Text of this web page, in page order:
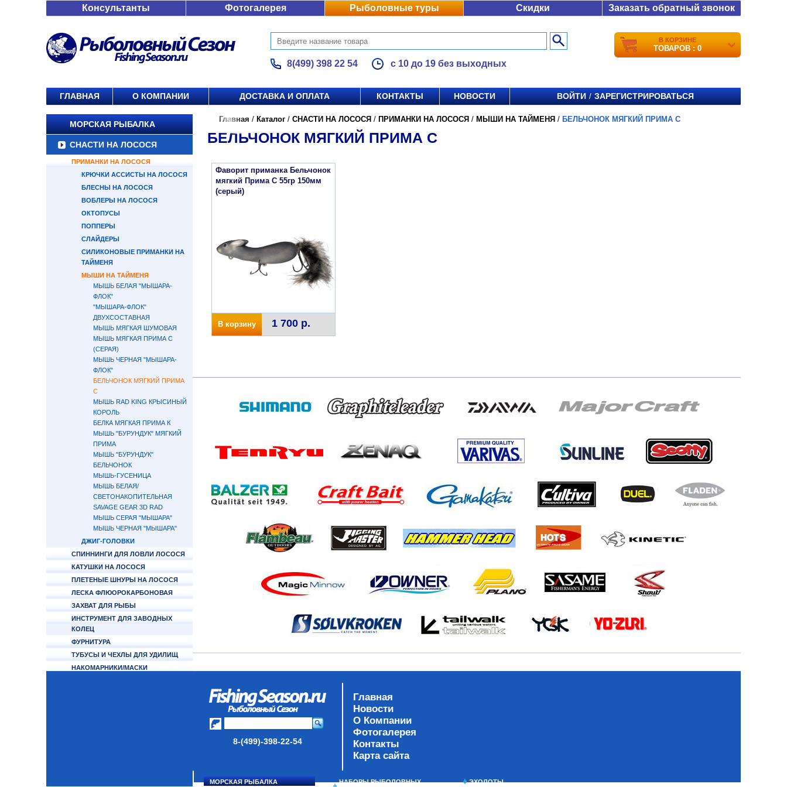
Консультанты Фотогалерея Рыболовные туры Скидки Заказать обратный звонок
8(499) 398 22 54 с 10 до 19 без выходных
В КОРЗИНЕ
ТОВАРОВ : 0
ГЛАВНАЯ О КОМПАНИИ ДОСТАВКА И ОПЛАТА КОНТАКТЫ НОВОСТИ ВОЙТИ / ЗАРЕГИСТРИРОВАТЬСЯ
МОРСКАЯ РЫБАЛКА
СНАСТИ НА ЛОСОСЯ
ПРИМАНКИ НА ЛОСОСЯ
КРЮЧКИ АССИСТЫ НА ЛОСОСЯ
БЛЕСНЫ НА ЛОСОСЯ
ВОБЛЕРЫ НА ЛОСОСЯ
ОКТОПУСЫ
ПОППЕРЫ
СЛАЙДЕРЫ
СИЛИКОНОВЫЕ ПРИМАНКИ НА
ТАЙМЕНЯ
МЫШИ НА ТАЙМЕНЯ
МЫШЬ БЕЛАЯ "МЫШАРА-
ФЛОК"
"МЫШАРА-ФЛОК"
ДВУХСОСТАВНАЯ
МЫШЬ МЯГКАЯ ШУМОВАЯ
МЫШЬ МЯГКАЯ ПРИМА С
(СЕРАЯ)
МЫШЬ ЧЕРНАЯ "МЫШАРА-
ФЛОК"
БЕЛЬЧОНОК МЯГКИЙ ПРИМА
С
МЫШЬ RAD KING КРЫСИНЫЙ
КОРОЛЬ
БЕЛКА МЯГКАЯ ПРИМА К
МЫШЬ "БУРУНДУК" МЯГКИЙ
ПРИМА
МЫШЬ "БУРУНДУК"
БЕЛЬЧОНОК
МЫШЬ-ГУСЕНИЦА
МЫШЬ БЕЛАЯ/
СВЕТОНАКОПИТЕЛЬНАЯ
SAVAGE GEAR 3D RAD
МЫШЬ СЕРАЯ "МЫШАРА"
МЫШЬ ЧЕРНАЯ "МЫШАРА"
ДЖИГ-ГОЛОВКИ
СПИННИНГИ ДЛЯ ЛОВЛИ ЛОСОСЯ
КАТУШКИ НА ЛОСОСЯ
ПЛЕТЕНЫЕ ШНУРЫ НА ЛОСОСЯ
ЛЕСКА ФЛЮОРОКАРБОНОВАЯ
ЗАХВАТ ДЛЯ РЫБЫ
ИНСТРУМЕНТ ДЛЯ ЗАВОДНЫХ
КОЛЕЦ
ФУРНИТУРА
ТУБУСЫ И ЧЕХЛЫ ДЛЯ УДИЛИЩ
НАКОМАРНИКИ/МАСКИ
Главная / Каталог / СНАСТИ НА ЛОСОСЯ / ПРИМАНКИ НА ЛОСОСЯ / МЫШИ НА ТАЙМЕНЯ / БЕЛЬЧОНОК МЯГКИЙ ПРИМА С
БЕЛЬЧОНОК МЯГКИЙ ПРИМА С
Фаворит приманка Бельчонок
мягкий Прима С 55гр 150мм
(серый)
В корзину 1 700 р.
8-(499)-398-22-54
Главная
Новости
О Компании
Фотогалерея
Контакты
Карта сайта
МОРСКАЯ РЫБАЛКА
НАБОРЫ РЫБОЛОВНЫХ
ЭХОЛОТЫ